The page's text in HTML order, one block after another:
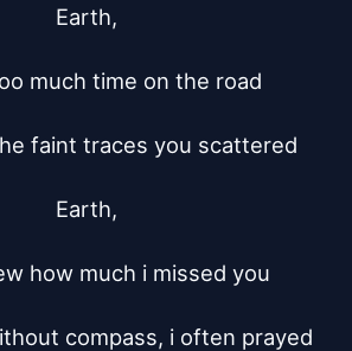
Earth,
much time on the road
faint traces you scattered
Earth,
how much i missed you
compass, i often prayed